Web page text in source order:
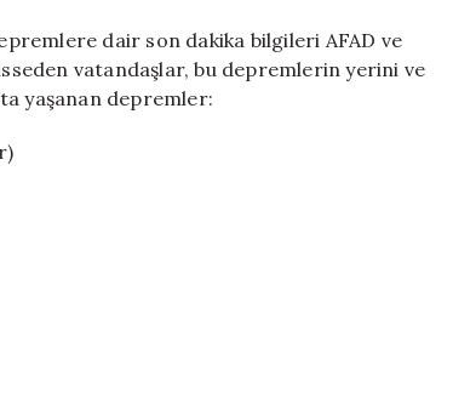
Günlüğü:
En
Son
dair son dakika bilgileri AFAD ve
vatandaşlar, bu depremlerin yerini ve
yaşanan depremler: